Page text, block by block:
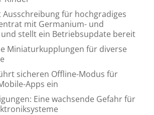
Ausschreibung für hochgradiges
mit Germanium- und
stellt ein Betriebsupdate bereit
Miniaturkupplungen für diverse
sicheren Offline-Modus für
Apps ein
Eine wachsende Gefahr für